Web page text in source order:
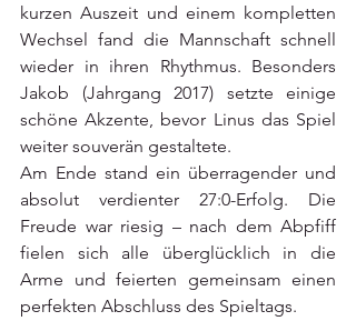
kurzen Auszeit und einem kompletten
Wechsel fand die Mannschaft schnell
wieder in ihren Rhythmus. Besonders
Jakob (Jahrgang 2017) setzte einige
schöne Akzente, bevor Linus das Spiel
weiter souverän gestaltete.
Am Ende stand ein überragender und
absolut verdienter 27:0-Erfolg. Die
Freude war riesig – nach dem Abpfiff
fielen sich alle überglücklich in die
Arme und feierten gemeinsam einen
perfekten Abschluss des Spieltags.